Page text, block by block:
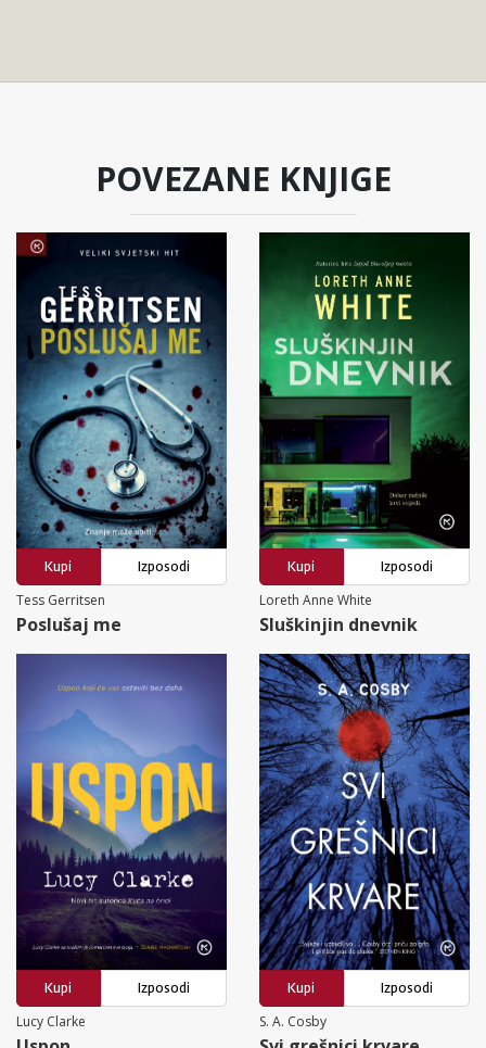
POVEZANE KNJIGE
Kupi
Izposodi
Tess Gerritsen
Poslušaj me
Kupi
Izposodi
Loreth Anne White
Sluškinjin dnevnik
Kupi
Izposodi
Lucy Clarke
Kupi
Izposodi
S. A. Cosby